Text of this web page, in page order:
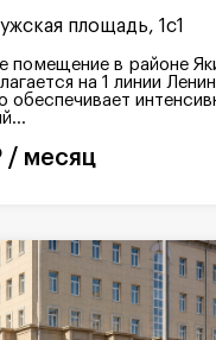
площадь, 1с1
помещение в районе
на 1 линии
обеспечивает
/ месяц